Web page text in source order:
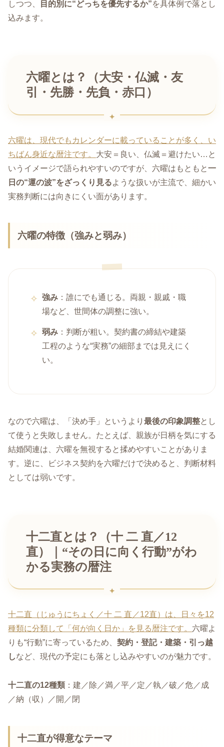
しつつ、
目的別に“どっちを優先するか”を具体例で落とし
込みます。
六曜とは？（大安・仏滅・友
引・先勝・先負・赤口）
六曜は、現代でもカレンダーに載っていることが多く、い
ちばん身近な暦注です。 大安＝良い、仏滅＝避けたい…と
いうイメージで語られやすいのですが、六曜はもともと一
日の“運の波”をざっくり見るような扱いが主流で、細かい
実務判断には向きにくい面があります。
六曜の特徴（強みと弱み）
強み ：誰にでも通じる。両親・親戚・職
場など、世間体の調整に強い。
弱み ：判断が粗い。契約書の締結や建築
工程のような“実務”の細部までは見えにく
い。
なので六曜は、「決め手」というより 最後の印象調整とし
て使うと失敗しません。たとえば、親族が日柄を気にする
結婚関連は、六曜を無視すると揉めやすいことがありま
す。逆に、ビジネス契約を六曜だけで決めると、判断材料
としては弱いです。
十二直とは？（十 二 直／12
直）｜“その日に向く行動”がわ
かる実務の暦注
十二直（じゅうにちょく／十 二 直／12直）は、日々を12
種類に分類して「何が向く日か」を見る暦注です。 六曜よ
りも“行動”に寄っているため、 契約・登記・建築・引っ越
しなど、現代の予定にも落とし込みやすいのが魅力です。
十二直の12種類 ：建／除／満／平／定／執／破／危／成
／納（収）／開／閉
十二直が得意なテーマ